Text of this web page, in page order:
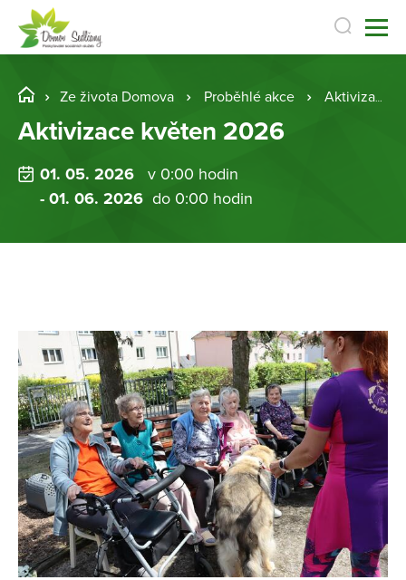
Ze života Domova Proběhlé akce Aktivizace květen 2026
Aktivizace květen 2026
01. 05. 2026
v 0:00 hodin
- 01. 06. 2026 do 0:00 hodin